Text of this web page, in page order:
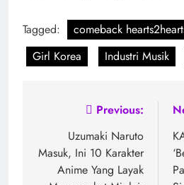
Tagged: comeback
Girl Korea
Industri Musik
navigation
Previous:
Uzumaki Naruto
Masuk, Ini 10 Karakter
Anime Yang Layak